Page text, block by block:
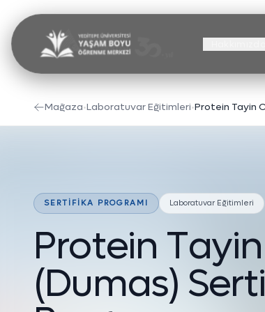
Mağaza•Laboratuvar Eğitimleri•
SERTIFIKA PROGRAMI Laboratuvar Eğitimleri
Protein Tayin
(Dumas) Serti